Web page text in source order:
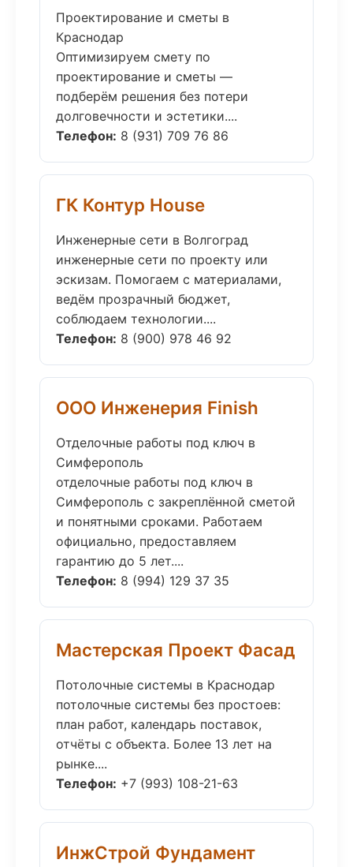
Проектирование и сметы в
Краснодар
Оптимизируем смету по
проектирование и сметы —
подберём решения без потери
долговечности и эстетики....
Телефон: 8 (931) 709 76 86
ГК Контур House
Инженерные сети в Волгоград
инженерные сети по проекту или
эскизам. Помогаем с материалами,
ведём прозрачный бюджет,
соблюдаем технологии....
Телефон: 8 (900) 978 46 92
ООО Инженерия Finish
Отделочные работы под ключ в
Симферополь
отделочные работы под ключ в
Симферополь с закреплённой сметой
и понятными сроками. Работаем
официально, предоставляем
гарантию до 5 лет....
Телефон: 8 (994) 129 37 35
Мастерская Проект Фасад
Потолочные системы в Краснодар
потолочные системы без простоев:
план работ, календарь поставок,
отчёты с объекта. Более 13 лет на
рынке....
Телефон: +7 (993) 108-21-63
ИнжСтрой Фундамент